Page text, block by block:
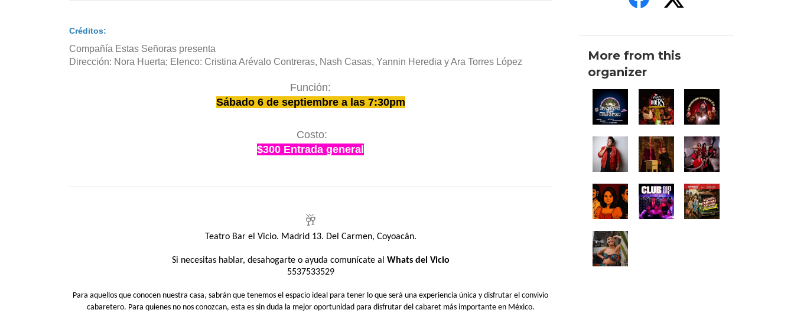
Créditos:
Compañía Estas Señoras presenta
Dirección: Nora Huerta; Elenco: Cristina Arévalo Contreras, Nash Casas, Yannin Heredia y Ara Torres López
Función:
Sábado 6 de septiembre a las 7:30pm
Costo:
$300 Entrada general
🥂
Teatro Bar el Vicio. Madrid 13. Del Carmen, Coyoacán.
Si necesitas hablar, desahogarte o ayuda comunícate al Whats del Vicio
5537533529
Para aquellos que conocen nuestra casa, sabrán que tenemos el espacio ideal para tener lo que será una experiencia única y disfrutar el convivio
cabaretero. Para quienes no nos conozcan, esta es sin duda la mejor oportunidad para disfrutar del cabaret más importante en México.
More from this
organizer